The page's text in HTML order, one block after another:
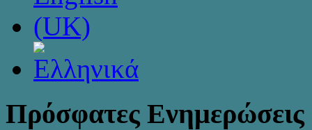
Πρόσφατες Ενημερώσεις